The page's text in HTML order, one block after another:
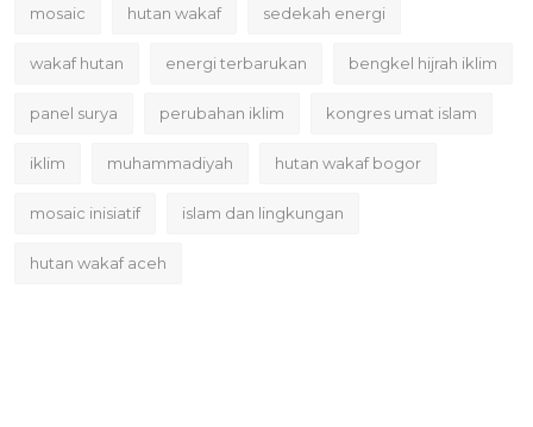
mosaic hutan wakaf sedekah energi
wakaf hutan energi terbarukan bengkel hijrah iklim
panel surya perubahan iklim kongres umat islam
iklim muhammadiyah hutan wakaf bogor
mosaic inisiatif islam dan lingkungan
hutan wakaf aceh